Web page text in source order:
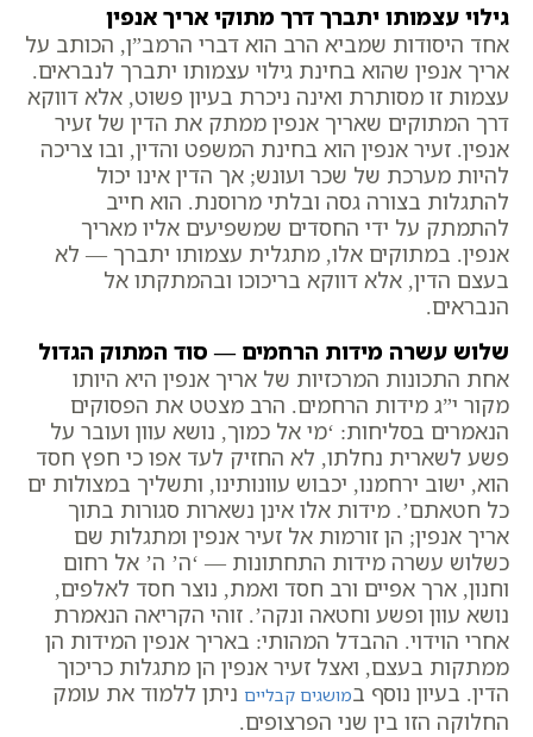
גילוי עצמותו יתברך דרך מתוקי אריך אנפין
אחד היסודות שמביא הרב הוא דברי הרמב”ן, הכותב על
אריך אנפין שהוא בחינת גילוי עצמותו יתברך לנבראים.
עצמות זו מסותרת ואינה ניכרת בעיון פשוט, אלא דווקא
דרך המתוקים שאריך אנפין ממתק את הדין של זעיר
אנפין. זעיר אנפין הוא בחינת המשפט והדין, ובו צריכה
להיות מערכת של שכר ועונש; אך הדין אינו יכול
להתגלות בצורה גסה ובלתי מרוסנת. הוא חייב
להתמתק על ידי החסדים שמשפיעים אליו מאריך
אנפין. במתוקים אלו, מתגלית עצמותו יתברך — לא
בעצם הדין, אלא דווקא בריכוכו ובהמתקתו אל
הנבראים.
שלוש עשרה מידות הרחמים — סוד המתוק הגדול
אחת התכונות המרכזיות של אריך אנפין היא היותו
מקור י”ג מידות הרחמים. הרב מצטט את הפסוקים
הנאמרים בסליחות: ‘מי אל כמוך, נושא עוון ועובר על
פשע לשארית נחלתו, לא החזיק לעד אפו כי חפץ חסד
הוא, ישוב ירחמנו, יכבוש עוונותינו, ותשליך במצולות ים
כל חטאתם’. מידות אלו אינן נשארות סגורות בתוך
אריך אנפין; הן זורמות אל זעיר אנפין ומתגלות שם
כשלוש עשרה מידות התחתונות — ‘ה’ ה’ אל רחום
וחנון, ארך אפיים ורב חסד ואמת, נוצר חסד לאלפים,
נושא עוון ופשע וחטאה ונקה’. זוהי הקריאה הנאמרת
אחרי הוידוי. ההבדל המהותי: באריך אנפין המידות הן
ממתקות בעצם, ואצל זעיר אנפין הן מתגלות כריכוך
הדין. בעיון נוסף במושגים קבליים ניתן ללמוד את עומק
החלוקה הזו בין שני הפרצופים.